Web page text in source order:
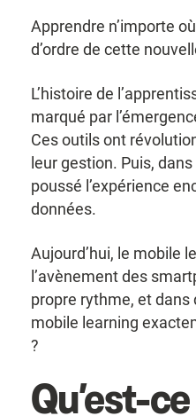
Apprendre n’importe
d’ordre de cette
L’histoire de
marqué par
Ces outils ont
leur gestion. Puis,
poussé l’expérience
données.
Aujourd’hui, le mobile
l’avènement des
propre rythme, et dans
mobile learning
?
Qu’est-